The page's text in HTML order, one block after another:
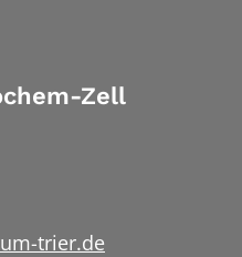
Zell
trier.de